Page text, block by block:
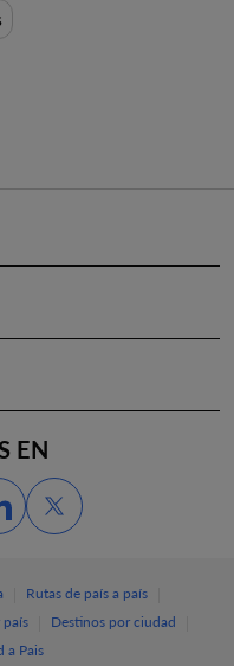
EN
Rutas de país a país
Destinos por ciudad
a Pais